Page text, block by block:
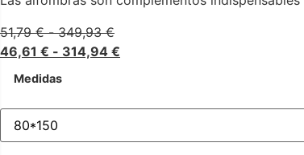
51,79€ - 349,93€
46,61 € - 314,94 €
Medidas